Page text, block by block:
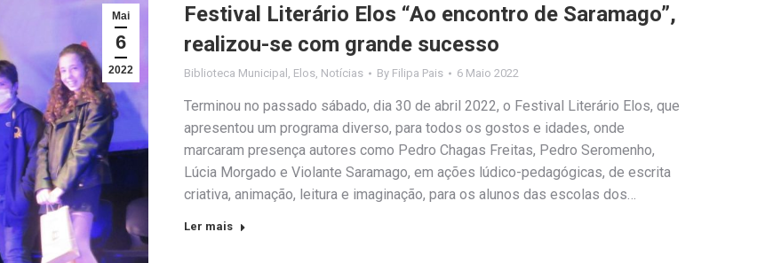
Mai
6
2022
Festival Literário Elos “Ao encontro de Saramago”,
realizou-se com grande sucesso
Biblioteca Municipal Elos Notícias By Filipa Pais 6 Maio 2022
Terminou no passado sábado, dia 30 de abril 2022, o Festival Literário Elos, que
apresentou um programa diverso, para todos os gostos e idades, onde
marcaram presença autores como Pedro Chagas Freitas, Pedro Seromenho,
Lúcia Morgado e Violante Saramago, em ações lúdico-pedagógicas, de escrita
criativa, animação, leitura e imaginação, para os alunos das escolas dos…
Ler mais